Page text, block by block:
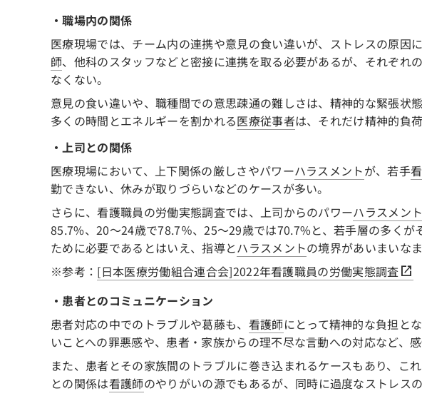
・職場内の関係
医療現場では、チーム内の連携や意見の食い違いが、ストレスの原因
師、他科のスタッフなどと密接に連携を取る必要があるが、それぞれ
なくない。
意見の食い違いや、職種間での意思疎通の難しさは、精神的な緊張状
多くの時間とエネルギーを割かれる医療従事者は、それだけ精神的負
・上司との関係
医療現場において、上下関係の厳しさやパワーハラスメントが、若手
勤できない、休みが取りづらいなどのケースが多い。
さらに、看護職員の労働実態調査では、上司からのパワーハラスメント
85.7%、20～24歳で78.7％、25～29歳では70.7%と、若手層の多く
ために必要であるとはいえ、指導とハラスメントの境界があいまいな
※参考： [日本医療労働組合連合会]2022年看護職員の労働実態調査
・患者とのコミュニケーション
患者対応の中でのトラブルや葛藤も、 看護師にとって精神的な負担と
いことへの罪悪感や、患者・家族からの理不尽な言動への対応など、
また、患者とその家族間のトラブルに巻き込まれるケースもあり、こ
との関係は看護師のやりがいの源でもあるが、同時に過度なストレスの